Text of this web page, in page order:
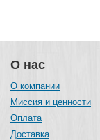
О нас
О компании
Миссия и ценности
Оплата
Доставка